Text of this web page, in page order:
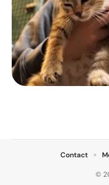
©
Contact